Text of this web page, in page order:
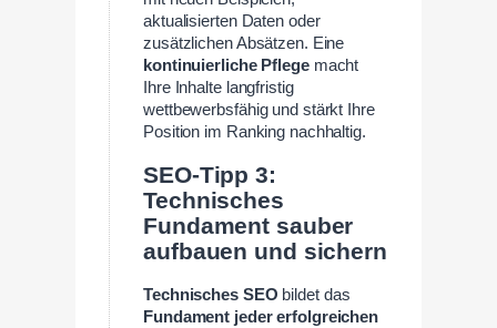
aktualisierten Daten oder
zusätzlichen Absätzen. Eine
kontinuierliche Pflege macht
Ihre Inhalte langfristig
wettbewerbsfähig und stärkt Ihre
Position im Ranking nachhaltig.
SEO-Tipp 3:
Technisches
Fundament sauber
aufbauen und sichern
Technisches SEO bildet das
Fundament jeder erfolgreichen